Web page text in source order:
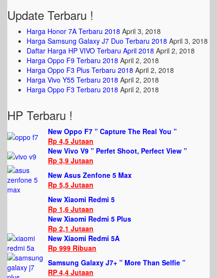
Update Terbaru !
Harga Honor 7A Terbaru 2018 April 3, 2018
Harga Samsung Galaxy J7 Duo Terbaru 2018 April 3, 2018
Daftar Harga HP VIVO Terbaru April 2018 April 2, 2018
Harga Oppo F9 Terbaru 2018 April 2, 2018
Harga Oppo F3 Plus Terbaru 2018 April 2, 2018
Harga Vivo Y55 Terbaru 2018 April 2, 2018
Harga Oppo F3 Terbaru 2018 April 2, 2018
HP Terbaru !
New Oppo F7 ” Capture The Real You ”
Rp 4,5 Jutaan
New Vivo V9 ” Perfet Shoot, Perfect View ”
Rp 3,9 Jutaan
New Asus Zenfone 5 Max
Rp 5,5 Jutaan
New Xiaomi Redmi 5
Rp 1,6 Jutaan
New Xiaomi Redmi 5 Plus
Rp 2,1 Jutaan
New Xiaomi Redmi 5A
Rp 999 Ribuan
Samsung Galaxy J7+ ” More Than Selfie ”
RP 4,4 Jutaan